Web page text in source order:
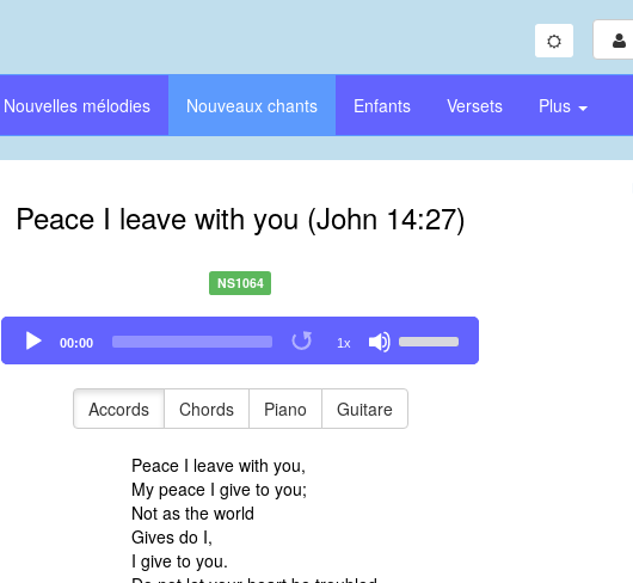
Nouvelles mélodies Nouveaux chants Enfants Versets Plus
Peace I leave with you (John 14:27)
NS1064
Audio
Player
00:00 1x
Up/Down
to
Accords Chords Piano Guitare
Peace I leave with you,
My peace I give to you;
Not as the world
Gives do I,
I give to you.